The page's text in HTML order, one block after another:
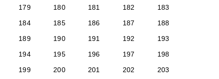
179
180 181 182
183
184
185 186 187
188
189
190 191 192
193
194
195 196 197
198
199
200 201 202
203